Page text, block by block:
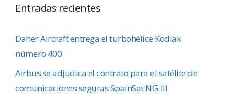
Entradas recientes
Daher Aircraft entrega el turbohélice Kodiak
número 400
Airbus se adjudica el contrato para el satélite de
comunicaciones seguras SpainSat NG-III